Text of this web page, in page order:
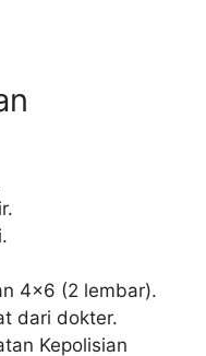
4×6 (2 lembar).
dari dokter.
Kepolisian